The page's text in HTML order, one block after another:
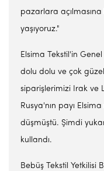
pazarlara
yaşıyoruz."
Elsima Tekstil'in
dolu dolu ve çok
siparişlerimizi Irak ve
Rusya'nın payı
düşmüştü. Şimdi
kullandı.
Bebüş Tekstil Yetkilisi